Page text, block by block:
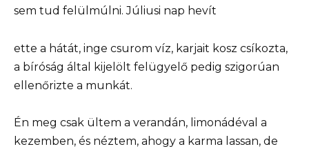
sem tud felülmúlni. Júliusi nap hevít
ette a hátát, inge csurom víz, karjait kosz csíkozta,
a bíróság által kijelölt felügyelő pedig szigorúan
ellenőrizte a munkát.
Én meg csak ültem a verandán, limonádéval a
kezemben, és néztem, ahogy a karma lassan, de